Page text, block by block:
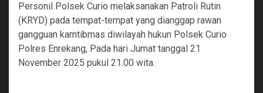
Personil Polsek Curio melaksanakan Patroli Rutin
(KRYD) pada tempat-tempat yang dianggap rawan
gangguan kamtibmas diwilayah hukun Polsek Curio
Polres Enrekang, Pada hari Jumat tanggal 21
November 2025 pukul 21.00 wita.